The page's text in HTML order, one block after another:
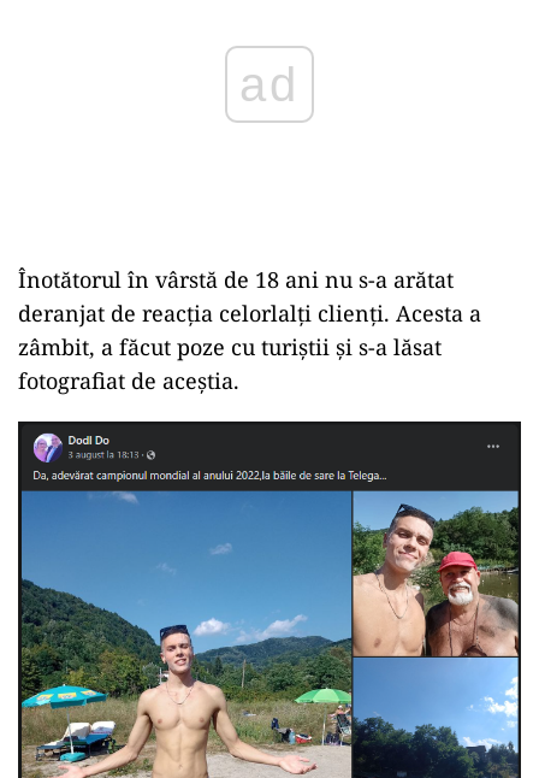
Înotătorul în vârstă de 18 ani nu s-a arătat
deranjat de reacția celorlalți clienți. Acesta a
zâmbit, a făcut poze cu turiștii și s-a lăsat
fotografiat de aceștia.